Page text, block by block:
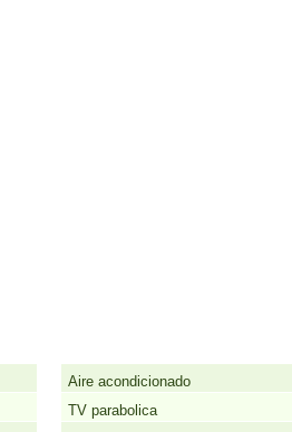
Aire acondicionado
TV parabolica